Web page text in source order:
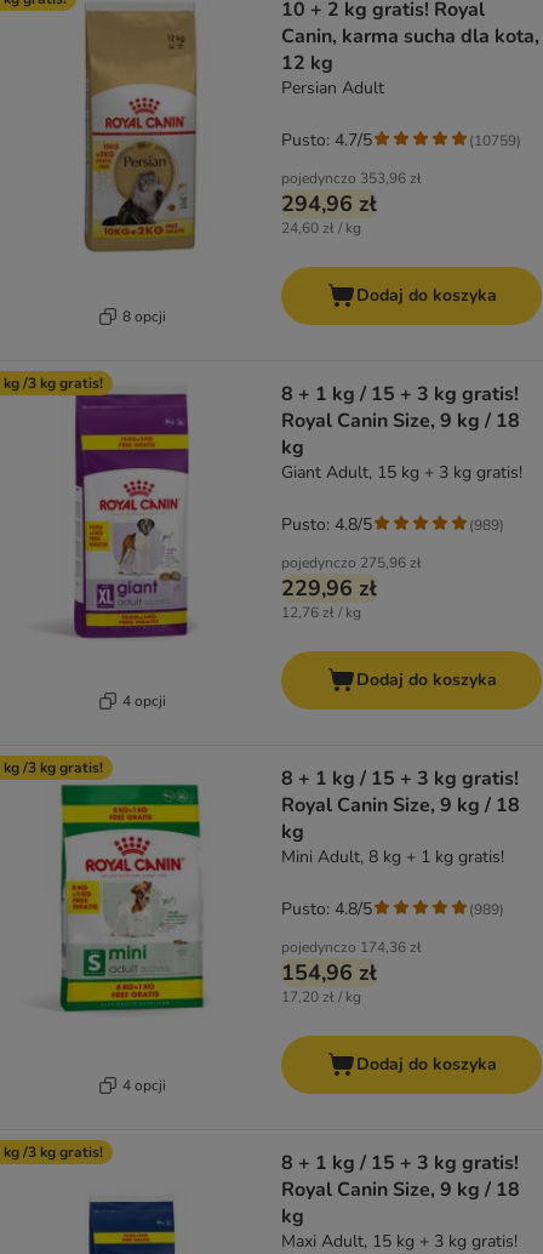
8 opcji
10 + 2 kg gratis! Royal
Canin, karma sucha dla kota,
12 kg
Persian Adult
pojedynczo 353,96 zł
294,96 zł
24,60 zł / kg
Pusto: 4.7/5 (10759)
Dodaj do koszyka
kg /3 kg gratis!
4 opcji
8 + 1 kg / 15 + 3 kg gratis!
Royal Canin Size, 9 kg / 18
kg
Giant Adult, 15 kg + 3 kg gratis!
pojedynczo 275,96 zł
229,96 zł
12,76 zł / kg
Pusto: 4.8/5 (989)
Dodaj do koszyka
kg /3 kg gratis!
4 opcji
8 + 1 kg / 15 + 3 kg gratis!
Royal Canin Size, 9 kg / 18
kg
Mini Adult, 8 kg + 1 kg gratis!
pojedynczo 174,36 zł
154,96 zł
17,20 zł / kg
Pusto: 4.8/5 (989)
Dodaj do koszyka
kg /3 kg gratis!
8 + 1 kg / 15 + 3 kg gratis!
Royal Canin Size, 9 kg / 18
kg
Maxi Adult, 15 kg + 3 kg gratis!